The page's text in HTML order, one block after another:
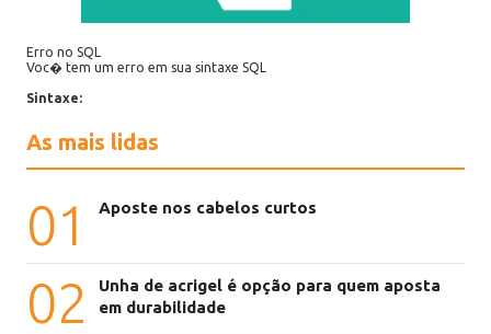
Erro no SQL
Voc� tem um erro em sua sintaxe SQL
Sintaxe:
As mais lidas
01 Aposte nos cabelos curtos
02
Unha de acrigel é opção para quem aposta
em durabilidade